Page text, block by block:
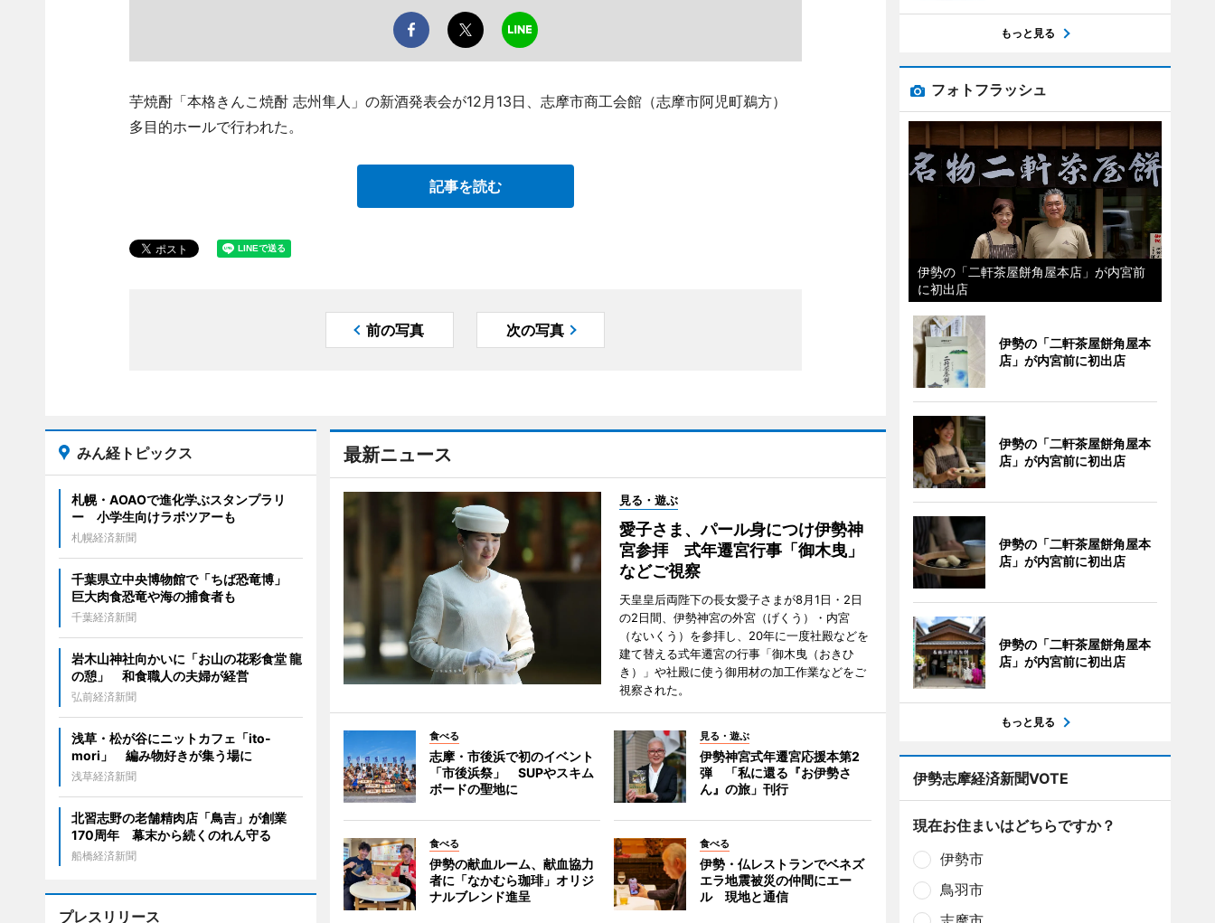
芋焼酎「本格きんこ焼酎 志州隼人」の新酒発表会が12月13日、志摩市商工会館（志摩市阿児町鵜方）
多目的ホールで行われた。
記事を読む
前の写真 次の写真
最新ニュース
見る・遊ぶ
愛子さま、パール身につけ伊勢神
宮参拝 式年遷宮行事「御木曳」
などご視察
天皇皇后両陛下の長女愛子さまが8月1日・2日
の2日間、伊勢神宮の外宮（げくう）・内宮
（ないくう）を参拝し、20年に一度社殿などを
建て替える式年遷宮の行事「御木曳（おきひ
き）」や社殿に使う御用材の加工作業などをご
視察された。
食べる
志摩・市後浜で初のイベント
「市後浜祭」 SUPやスキム
ボードの聖地に
見る・遊ぶ
伊勢神宮式年遷宮応援本第2
弾 「私に還る『お伊勢さ
ん』の旅」刊行
食べる
伊勢の献血ルーム、献血協力
者に「なかむら珈琲」オリジ
ナルブレンド進呈
食べる
伊勢・仏レストランでベネズ
エラ地震被災の仲間にエー
ル 現地と通信
みん経トピックス
札幌・AOAOで進化学ぶスタンプラリ
ー 小学生向けラボツアーも
札幌経済新聞
千葉県立中央博物館で「ちば恐竜博」
巨大肉食恐竜や海の捕食者も
千葉経済新聞
岩木山神社向かいに「お山の花彩食堂 龍
の憩」 和食職人の夫婦が経営
弘前経済新聞
浅草・松が谷にニットカフェ「ito-
mori」 編み物好きが集う場に
浅草経済新聞
北習志野の老舗精肉店「鳥吉」が創業
170周年 幕末から続くのれん守る
船橋経済新聞
プレスリリース
もっと見る
フォトフラッシュ
伊勢の「二軒茶屋餅角屋本店」が内宮前
に初出店
伊勢の「二軒茶屋餅角屋本
店」が内宮前に初出店
伊勢の「二軒茶屋餅角屋本
店」が内宮前に初出店
伊勢の「二軒茶屋餅角屋本
店」が内宮前に初出店
伊勢の「二軒茶屋餅角屋本
店」が内宮前に初出店
もっと見る
伊勢志摩経済新聞VOTE
現在お住まいはどちらですか？
伊勢市
鳥羽市